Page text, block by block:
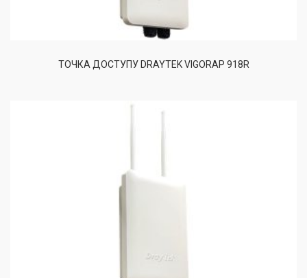
ТОЧКА ДОСТУПУ DRAYTEK VIGORAP 918R